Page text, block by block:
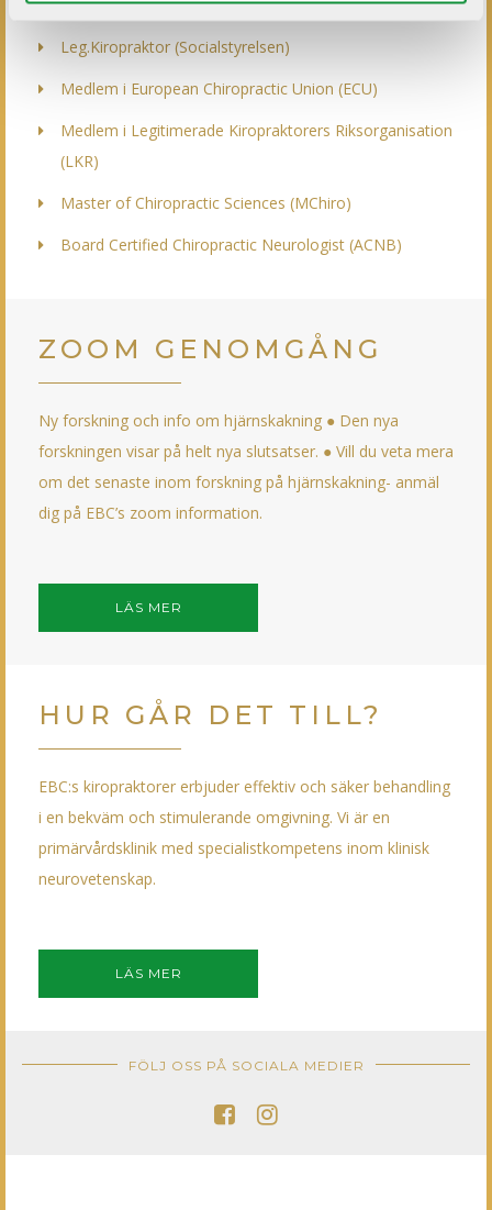
Leg.Kiropraktor (Socialstyrelsen)
Medlem i European Chiropractic Union (ECU)
Medlem i Legitimerade Kiropraktorers Riksorganisation
(LKR)
Master of Chiropractic Sciences (MChiro)
Board Certified Chiropractic Neurologist (ACNB)
ZOOM GENOMGÅNG
Ny forskning och info om hjärnskakning ● Den nya
forskningen visar på helt nya slutsatser. ● Vill du veta mera
om det senaste inom forskning på hjärnskakning- anmäl
dig på EBC’s zoom information.
LÄS MER
HUR GÅR DET TILL?
EBC:s kiropraktorer erbjuder effektiv och säker behandling
i en bekväm och stimulerande omgivning. Vi är en
primärvårdsklinik med specialistkompetens inom klinisk
neurovetenskap.
LÄS MER
FÖLJ OSS PÅ SOCIALA MEDIER